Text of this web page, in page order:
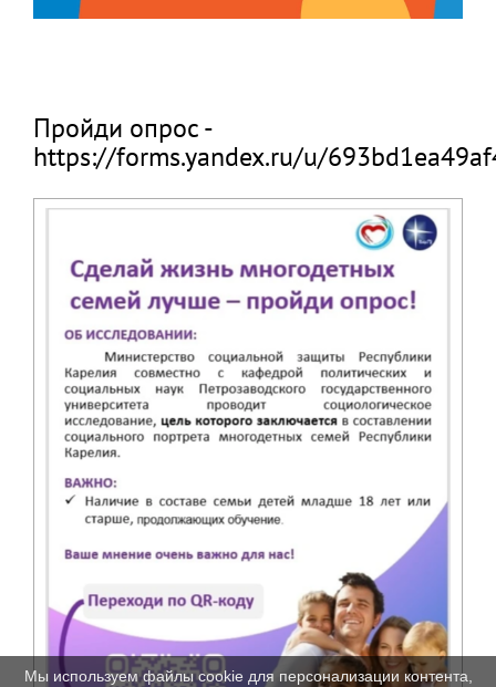
Пройди опрос -
https://forms.yandex.ru/u/
Мы используем файлы cookie для персонализации контента,